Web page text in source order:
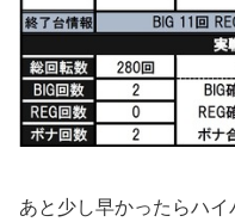
あと少し早かったらハイ